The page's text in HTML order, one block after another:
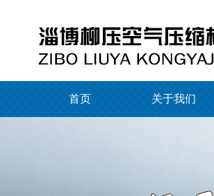
首页 关于我们